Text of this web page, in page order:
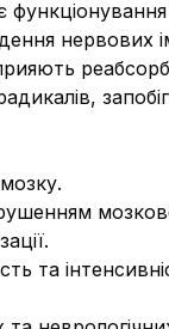
нервових
та